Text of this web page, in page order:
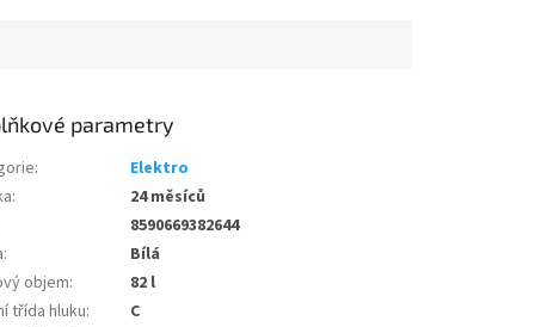
parametry
:
Elektro
:
24 měsíců
8590669382644
:
Bílá
objem:
82 l
třída hluku:
C